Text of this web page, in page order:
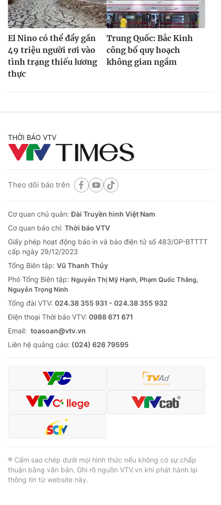
El Nino có thể đẩy gần
49 triệu người rơi vào
tình trạng thiếu lương
thực
Trung Quốc: Bắc Kinh
công bố quy hoạch
không gian ngầm
THỜI BÁO VTV
Theo dõi báo trên
Cơ quan chủ quản:Đài Truyền hình Việt Nam
Cơ quan báo chí: Thời báo VTV
Giấy phép hoạt động báo in và báo điện tử số 483/GP-BTTTT
cấp ngày 29/12/2023
Tổng Biên tập: Vũ Thanh Thủy
Phó Tổng Biên tập: Nguyễn Thị Mỹ Hạnh, Phạm Quốc Thắng,
Nguyễn Trọng Ninh
Tổng đài VTV: 024.38 355 931 - 024.38 355 932
Ðiện thoại Thời báo VTV: 0988 671 671
Email: toasoan@vtv.vn
Liên hệ quảng cáo: (024) 626 79595
® Cấm sao chép dưới mọi hình thức nếu không có sự chấp
thuận bằng văn bản. Ghi rõ nguồn VTV.vn khi phát hành lại
thông tin từ website này.